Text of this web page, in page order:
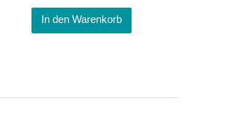
In den Warenkorb